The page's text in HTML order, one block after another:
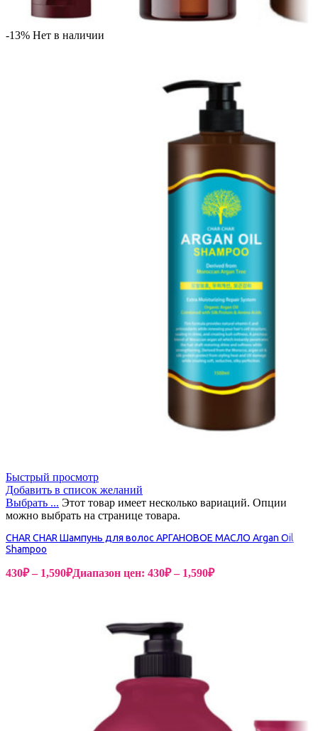
-13% Нет в наличии
Быстрый просмотр
Добавить в список желаний
Выбрать ... Этот товар имеет несколько вариаций. Опции
можно выбрать на странице товара.
CHAR CHAR Шампунь для волос АРГАНОВОЕ МАСЛО Argan Oil
Shampoo
430₽ – 1,590₽Диапазон цен: 430₽ – 1,590₽